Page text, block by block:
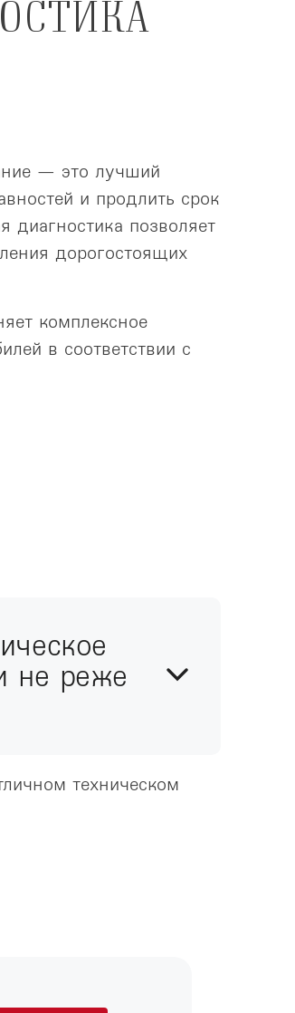
— это лучший
и продлить срок
позволяет
дорогостоящих
комплексное
в соответствии с
не реже
техническом